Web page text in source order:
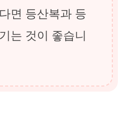
면 등산복과 등
는 것이 좋습니